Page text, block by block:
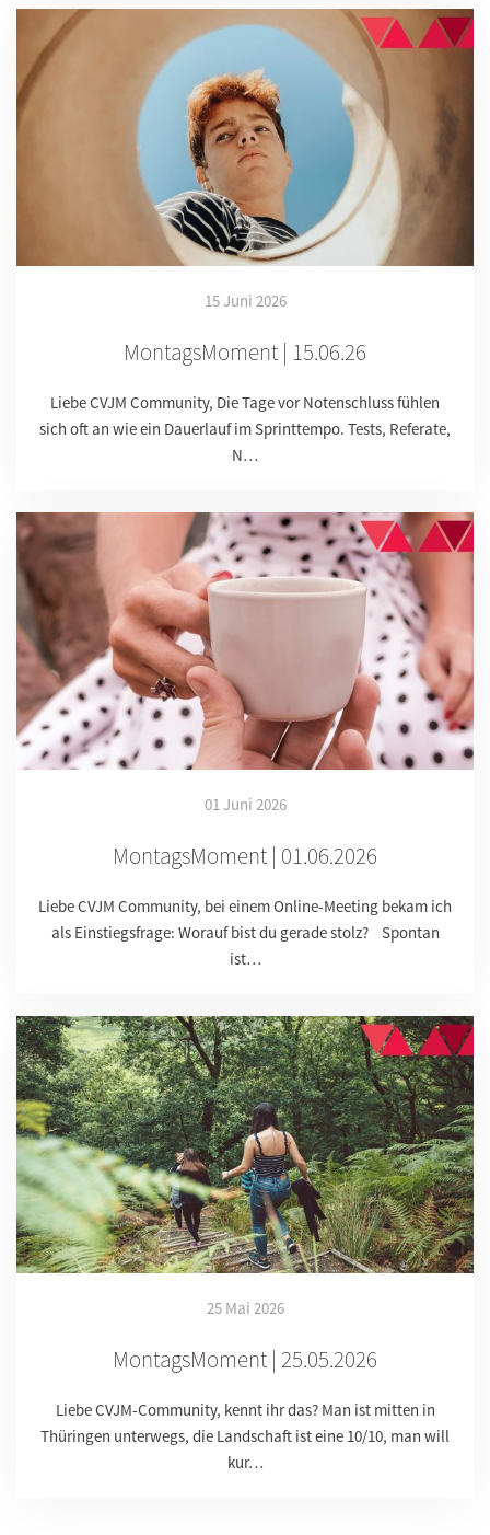
15 Juni 2026
MontagsMoment | 15.06.26
Liebe CVJM Community, Die Tage vor Notenschluss fühlen
sich oft an wie ein Dauerlauf im Sprinttempo. Tests, Referate,
N…
01 Juni 2026
MontagsMoment | 01.06.2026
Liebe CVJM Community, bei einem Online-Meeting bekam ich
als Einstiegsfrage: Worauf bist du gerade stolz? Spontan
ist…
25 Mai 2026
MontagsMoment | 25.05.2026
Liebe CVJM-Community, kennt ihr das? Man ist mitten in
Thüringen unterwegs, die Landschaft ist eine 10/10, man will
kur…